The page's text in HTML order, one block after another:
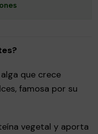
que crece
famosa por su
vegetal y aporta